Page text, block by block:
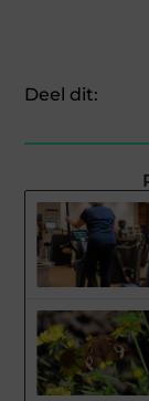
Deel dit: